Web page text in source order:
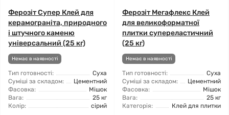
Ферозіт Супер Клей для
керамограніта, природного
і штучного каменю
універсальний (25 кг)
Немає в наявності
Тип готовності:
Суха
Суміші за складом:
Цементний
Фасовка:
Мішок
Вага:
25 кг
Колір:
сірий
Ферозіт Мегафлекс Клей
для великоформатної
плитки супереластичний
(25 кг)
Немає в наявності
Тип готовності:
Суха
Суміші за складом:
Цементний
Фасовка:
Мішок
Вага:
25 кг
Категорія:
Клей для плитки